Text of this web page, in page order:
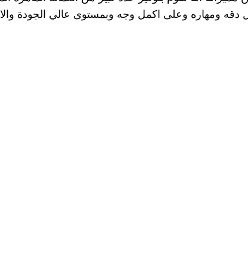
ومهاره وعلى اكمل وجه وبمستوى عالي الجودة